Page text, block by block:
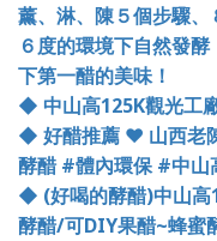
薰、淋、陳５個步驟
６度的環境下自然發
下第一醋的美味！
◆ 中山高125K觀光工
◆ 好醋推薦 ❤ 山西老
酵醋#體內環保#中山
◆ (好喝的酵醋)中山高
酵醋/可DIY果醋~蜂蜜